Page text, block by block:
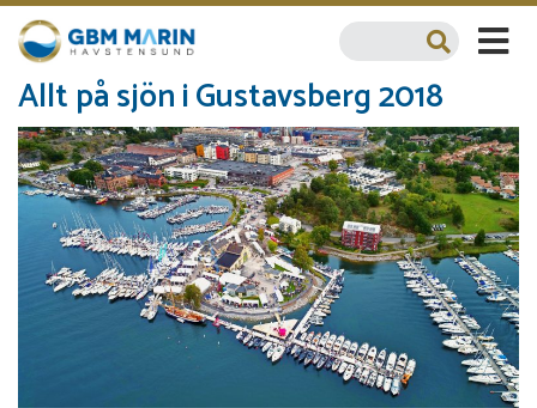
Allt på sjön i Gustavsberg 2018